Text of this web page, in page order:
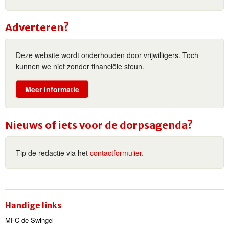
Adverteren?
Deze website wordt onderhouden door vrijwilligers. Toch
kunnen we niet zonder financiële steun.
Meer informatie
Nieuws of iets voor de dorpsagenda?
Tip de redactie via het contactformulier.
Handige links
MFC de Swingel